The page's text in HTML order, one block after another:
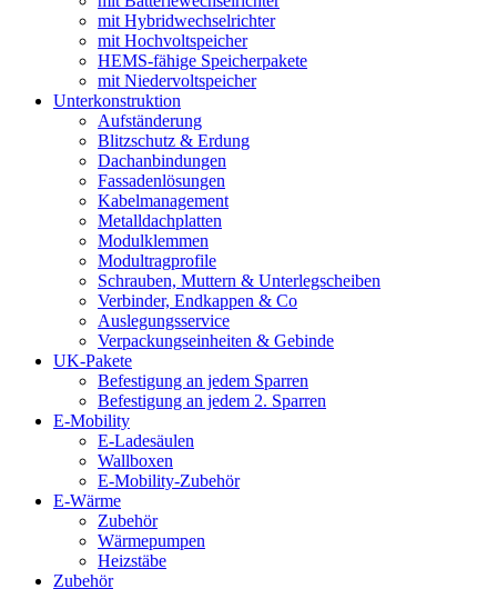
mit Hybridwechselrichter
mit Hochvoltspeicher
HEMS-fähige Speicherpakete
mit Niedervoltspeicher
Unterkonstruktion
Aufständerung
Blitzschutz & Erdung
Dachanbindungen
Fassadenlösungen
Kabelmanagement
Metalldachplatten
Modulklemmen
Modultragprofile
Schrauben, Muttern & Unterlegscheiben
Verbinder, Endkappen & Co
Auslegungsservice
Verpackungseinheiten & Gebinde
UK-Pakete
Befestigung an jedem Sparren
Befestigung an jedem 2. Sparren
E-Mobility
E-Ladesäulen
Wallboxen
E-Mobility-Zubehör
E-Wärme
Zubehör
Wärmepumpen
Heizstäbe
Zubehör